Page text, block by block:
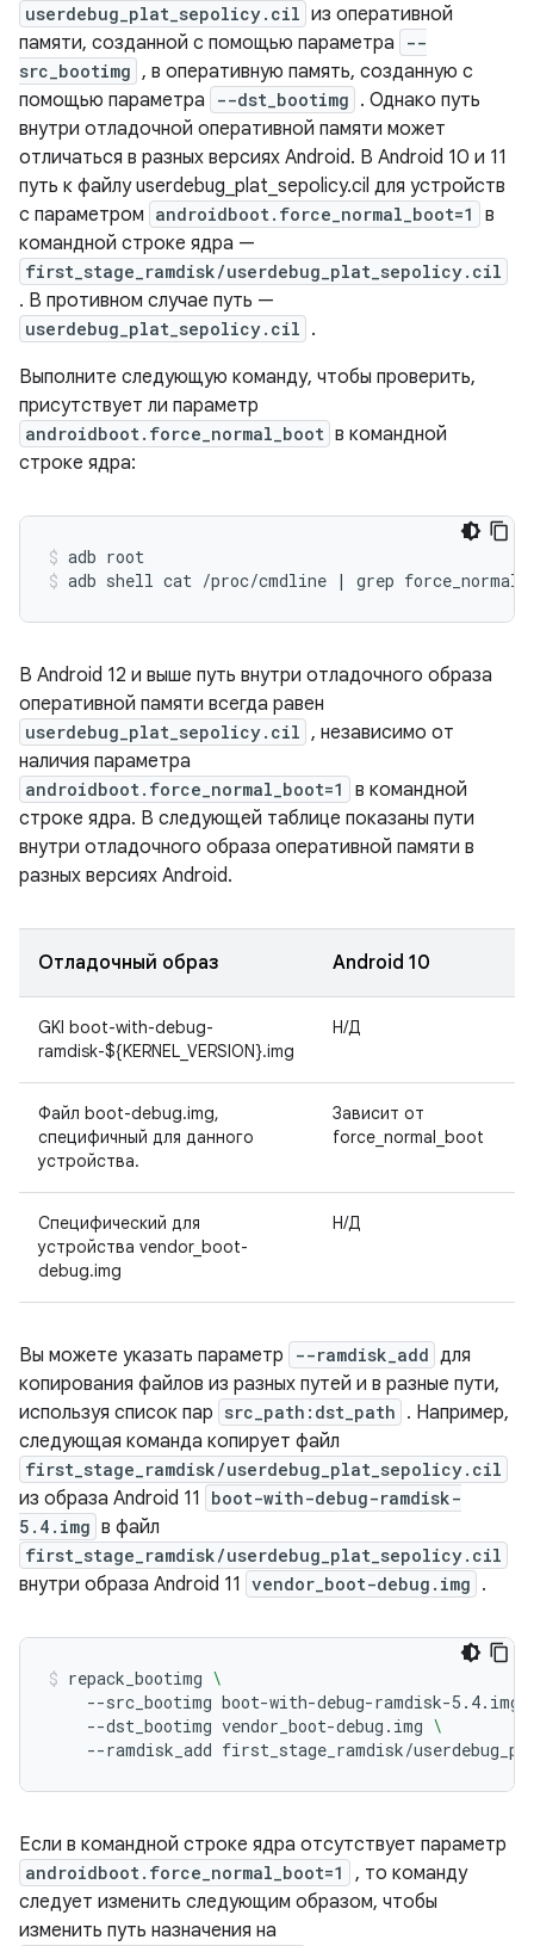
userdebug_plat_sepolicy.cil из оперативной
памяти, созданной с помощью параметра
--
src_bootimg , в оперативную память, созданную с
помощью параметра
--dst_bootimg . Однако путь
внутри отладочной оперативной памяти может
отличаться в разных версиях Android. В Android 10 и 11
путь к файлу userdebug_plat_sepolicy.cil для устройств
с параметром androidboot.force_normal_boot=1
в
командной строке ядра —
first_stage_ramdisk/userdebug_plat_sepolicy.cil
. В противном случае путь —
userdebug_plat_sepolicy.cil .
Выполните следующую команду, чтобы проверить,
присутствует ли параметр
androidboot.force_normal_boot в командной
строке ядра:
adb root
adb shell cat /proc/cmdline | grep
В Android 12 и выше путь внутри отладочного образа
оперативной памяти всегда равен
userdebug_plat_sepolicy.cil , независимо от
наличия параметра
androidboot.force_normal_boot=1
в командной
строке ядра. В следующей таблице показаны пути
внутри отладочного образа оперативной памяти в
разных версиях Android.
Отладочный образ Android 10
GKI boot-with-debug-
ramdisk-${KERNEL_VERSION}.img
Н/Д
Файл boot-debug.img,
специфичный для данного
устройства.
Зависит от
force_normal_boot
Специфический для
устройства vendor_boot-
debug.img
Н/Д
Вы можете указать параметр --ramdisk_add для
копирования файлов из разных путей и в разные пути,
используя список пар src_path:dst_path . Например,
следующая команда копирует файл
first_stage_ramdisk/userdebug_plat_sepolicy.cil
из образа Android 11
boot-with-debug-ramdisk-
5.4.img в файл
first_stage_ramdisk/userdebug_plat_sepolicy.cil
внутри образа Android 11 vendor_boot-debug.img .
repack_bootimg \
--src_bootimg boot-with-debug-ramdisk-5.4.img
--dst_bootimg vendor_boot-debug.img \
--ramdisk_add first_stage_ramdisk/
Если в командной строке ядра отсутствует параметр
androidboot.force_normal_boot=1
, то команду
следует изменить следующим образом, чтобы
изменить путь назначения на